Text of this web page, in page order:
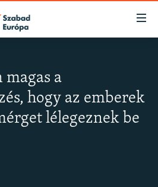
a
hogy az emberek
lélegeznek be